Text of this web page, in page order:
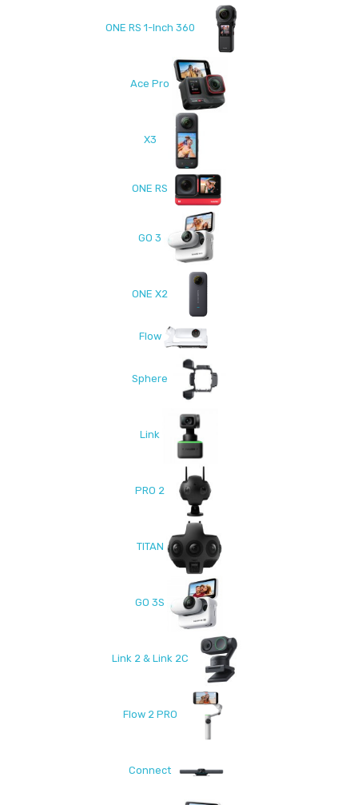
ONE RS 1-Inch 360
Ace Pro
X3
ONE RS
GO 3
ONE X2
Flow
Sphere
Link
PRO 2
TITAN
GO 3S
Link 2 & Link 2C
Flow 2 PRO
Connect